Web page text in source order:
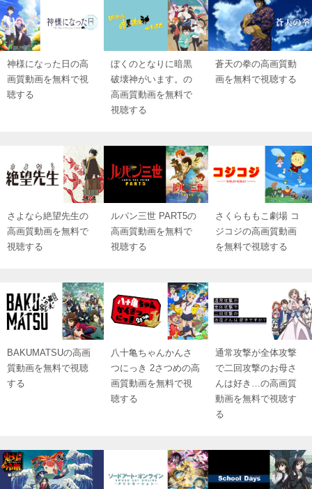
神様になった日の高
画質動画を無料で視
聴する
ぼくのとなりに暗黒
破壊神がいます。の
高画質動画を無料で
視聴する
蒼天の拳の高画質動
画を無料で視聴する
さよなら絶望先生の
高画質動画を無料で
視聴する
ルパン三世 PART5の
高画質動画を無料で
視聴する
さくらももこ劇場 コ
ジコジの高画質動画
を無料で視聴する
BAKUMATSUの高画
質動画を無料で視聴
する
八十亀ちゃんかんさ
つにっき 2さつめの高
画質動画を無料で視
聴する
通常攻撃が全体攻撃
で二回攻撃のお母さ
んは好き…の高画質
動画を無料で視聴す
る